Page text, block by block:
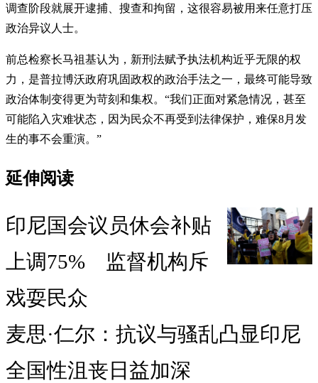
调查阶段就展开逮捕、搜查和拘留，这很容易被用来任意打压
政治异议人士。
前总检察长马祖基认为，新刑法赋予执法机构近乎无限的权
力，是普拉博沃政府巩固政权的政治手法之一，最终可能导致
政治体制变得更为苛刻和集权。“我们正面对紧急情况，甚至
可能陷入灾难状态，因为民众不再受到法律保护，难保8月发
生的事不会重演。”
延伸阅读
印尼国会议员休会补贴
上调75% 监督机构斥
戏耍民众
麦思·仁尔：抗议与骚乱凸显印尼
全国性沮丧日益加深